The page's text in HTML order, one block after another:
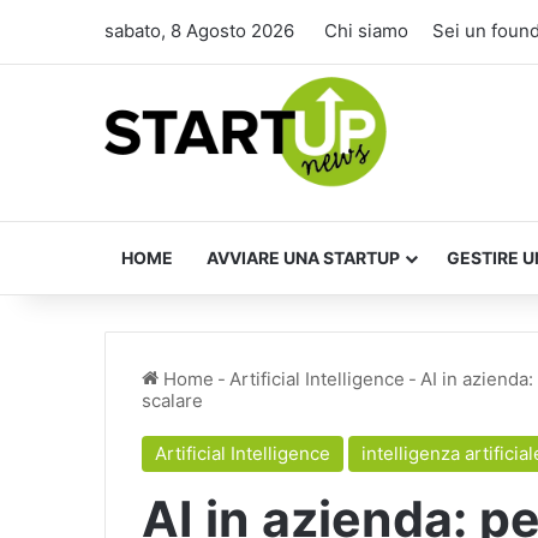
sabato, 8 Agosto 2026 Chi siamo Sei un
HOME AVVIARE UNA STARTUP GESTIRE
Home - Artificial Intelligence - AI in
scalare
Artificial Intelligence intelligenza
AI in azienda: